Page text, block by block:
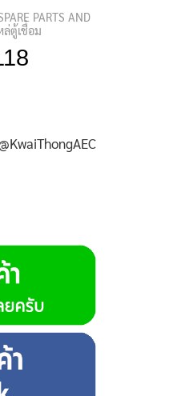
PARTS AND
ล่ตู้เชื่อม